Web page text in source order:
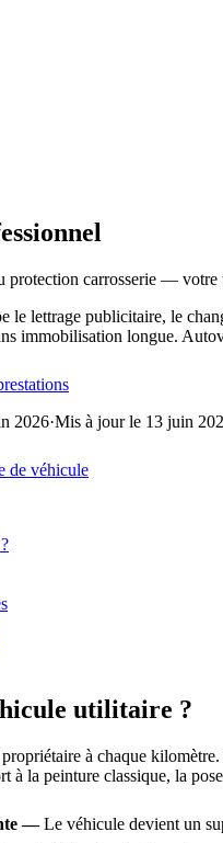
carrosserie —
le lettrage publicitaire, le
immobilisation longue.
2026·Mis à jour le 13 juin
de véhicule
utilitaire ?
à chaque
à la peinture classique, la
— Le véhicule devient un